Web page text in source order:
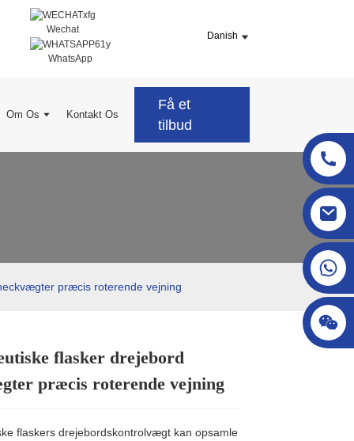
Wechat
WhatsApp
Danish
Om Os Kontakt Os
Få et
tilbud
præcis roterende vejning
Loading...
Loading...flasker drejebord
præcis roterende vejning
flaskers drejebordskontrolvægt kan opsamle